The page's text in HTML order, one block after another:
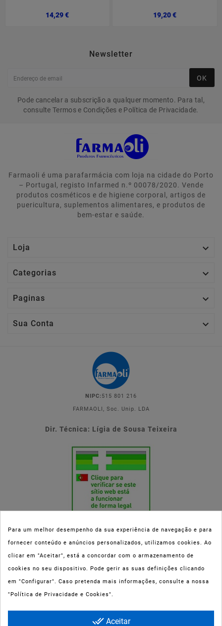
14,29 €Preço 19,20 €Preço
Newsletter
OK
Pode cancelar a subscrição a qualquer momento. Para tal,
consulte Termos e Condições e Política de Privacidade.
Farmaoli é uma parafarmácia com loja na cidade do Porto
– Portugal, registo Infarmed n.º 00078/2020. Vende
produtos cosméticos e de higiene corporal, artigos de
puericultura, suplementos alimentares, e produtos de
bem-estar e saúde.
Loja 
Categorias 
Paginas 
Sua Conta 
NIPC: 515 801 216
FARMAOLI, Soc. Unip. LDA
Dir. Técnica: Lígia de Sousa Teixeira
Esta parafarmácia (Farmaoli) encontra-se autorizada pelo INFARMED
(registo nº 00078/2020) para a dispensa de Medicamentos Não
Sujeitos a Receita Médica (MNSRM) e produtos de saúde e bem-estar
ao domicílio e através da internet. Os Medicamentos Não Sujeitos a
Maia, Matosinhos, Gondomar e Vila Nova de Gaia.
Para um melhor desempenho da sua experiência de navegação e para
fornecer conteúdo e anúncios personalizados, utilizamos cookies. Ao
clicar em "Aceitar", está a concordar com o armazenamento de
cookies no seu dispositivo. Pode gerir as suas definições clicando
em "Configurar". Caso pretenda mais informações, consulte a nossa
"Política de Privacidade e Cookies".
done_all Aceitar